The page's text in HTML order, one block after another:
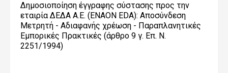
Δημοσιοποίηση έγγραφης σύστασης προς την
εταιρία ΔΕΔΑ Α.Ε. (ENAON EDA): Αποσύνδεση
Μετρητή - Αδιαφανής χρέωση - Παραπλανητικές
Εμπορικές Πρακτικές (άρθρο 9 γ. Επ. Ν.
2251/1994)